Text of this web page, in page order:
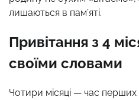
лишаються в пам’яті.
Привітання з 4
своїми словами
Чотири місяці — час